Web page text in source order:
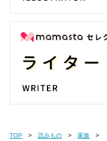
TOP 読みもの 家族